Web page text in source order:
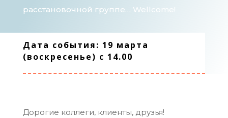
расстановочной группе… Wellcome!
Дата события: 19 марта
(воскресенье) с 14.00
Дорогие коллеги, клиенты, друзья!